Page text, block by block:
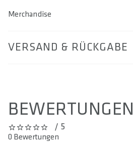
Merchandise
VERSAND & RÜCKGABE
BEWERTUNGEN
0 out of 5 stars/ 5
0 Bewertungen